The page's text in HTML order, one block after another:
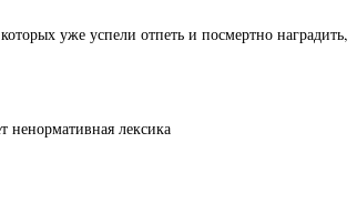
уже успели отпеть и посмертно наградить,
ненормативная лексика